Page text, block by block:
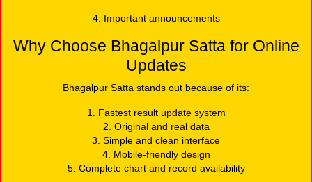
4. Important announcements
Why Choose Bhagalpur Satta for Online
Updates
Bhagalpur Satta stands out because of its:
1. Fastest result update system
2. Original and real data
3. Simple and clean interface
4. Mobile-friendly design
5. Complete chart and record availability